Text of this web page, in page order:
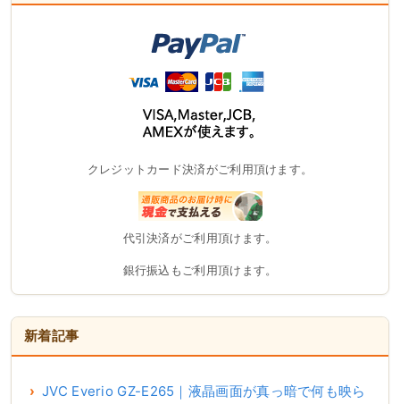
クレジットカード決済がご利用頂けます。
代引決済がご利用頂けます。
銀行振込もご利用頂けます。
新着記事
JVC Everio GZ-E265｜液晶画面が真っ暗で何も映ら